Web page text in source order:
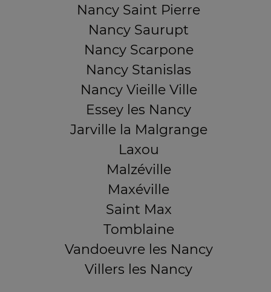
Nancy Saint Pierre
Nancy Saurupt
Nancy Scarpone
Nancy Stanislas
Nancy Vieille Ville
Essey les Nancy
Jarville la Malgrange
Laxou
Malzéville
Maxéville
Saint Max
Tomblaine
Vandoeuvre les Nancy
Villers les Nancy